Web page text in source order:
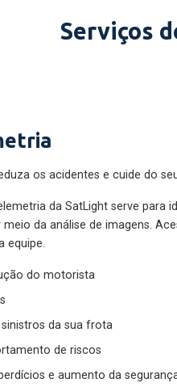
Serviços
os acidentes e cuide do
da SatLight serve para
da análise de imagens.
equipe.
do motorista
sinistros da sua frota
de riscos
e aumento da